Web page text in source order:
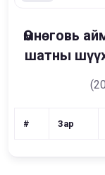
Өмнөговь
шатны
# Зар